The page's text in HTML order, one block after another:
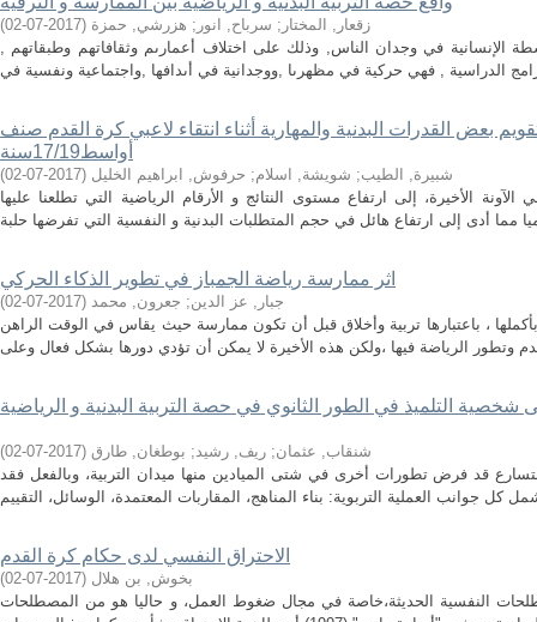
زقعار, المختار ; سرباح, انور ; هزرشي, حمزة (
2017-07-02
)
الإنسانية في وجدان الناس, وذلك على اختلاف أعمارىم وثقافاتهم وطبقاتهم ,
بعض القدرات البدنية والمهارية أثناء انتقاء لاعبي كرة القدم صنف
أواسط17/19سنة
شبيرة, الطيب; شويشة, اسلام; حرفوش, ابراهيم الخليل (
2017-07-02
)
الأخيرة، إلى ارتفاع مستوى النتائج و الأرقام الرياضية التي تطلعنا عليها
اثر ممارسة رياضة الجمباز في تطوير الذكاء الحركي
جبار, عز الدين; جعرون, محمد (
2017-07-02
)
، باعتبارها تربية وأخلاق قبل أن تكون ممارسة حيث يقاس في الوقت الراهن
شخصية التلميذ في الطور الثانوي في حصة التربية البدنية و الرياضية
شنقاب, عثمان; ريف, رشيد; بوطغان, طارق (
2017-07-02
)
قد فرض تطورات أخرى في شتى الميادين منها ميدان التربية، وبالفعل فقد
الاحتراق النفسي لدى حكام كرة القدم
بخوش, بن هلال (
2017-07-02
)
النفسية الحديثة،خاصة في مجال ضغوط العمل، و حاليا هو من المصطلحات